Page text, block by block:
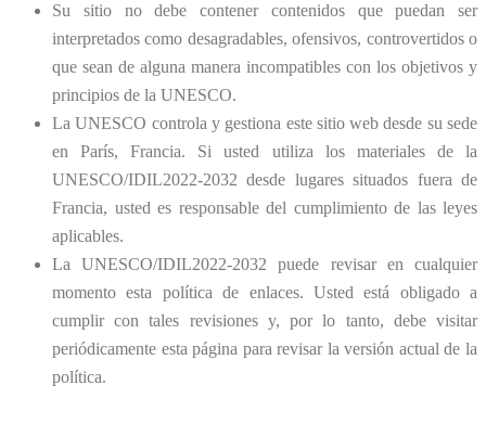
Su sitio no debe contener contenidos que puedan ser
interpretados como desagradables, ofensivos, controvertidos o
que sean de alguna manera incompatibles con los objetivos y
principios de la UNESCO.
La UNESCO controla y gestiona este sitio web desde su sede
en París, Francia. Si usted utiliza los materiales de la
UNESCO/IDIL2022-2032 desde lugares situados fuera de
Francia, usted es responsable del cumplimiento de las leyes
aplicables.
La UNESCO/IDIL2022-2032 puede revisar en cualquier
momento esta política de enlaces. Usted está obligado a
cumplir con tales revisiones y, por lo tanto, debe visitar
periódicamente esta página para revisar la versión actual de la
política.